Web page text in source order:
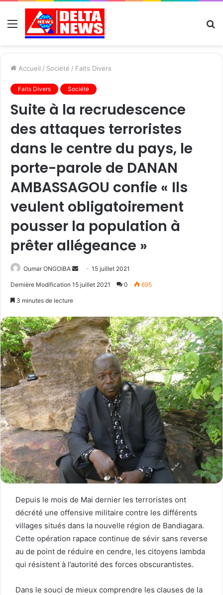
Menu
Accueil / Société / Faits Divers
Faits Divers Société
Suite à la recrudescence
des attaques terroristes
dans le centre du pays, le
porte-parole de DANAN
AMBASSAGOU confie « Ils
veulent obligatoirement
pousser la population à
prêter allégeance »
Oumar ONGOIBA
Send15 juillet 2021
Dernière Modification 15 juillet 2021 0 695
3 minutes de lecture
Depuis le mois de Mai dernier les terroristes ont
décrété une offensive militaire contre les différents
villages situés dans la nouvelle région de Bandiagara.
Cette opération rapace continue de sévir sans reverse
au de point de réduire en cendre, les citoyens lambda
qui résistent à l’autorité des forces obscurantistes.
Dans le souci de mieux comprendre les clauses de la